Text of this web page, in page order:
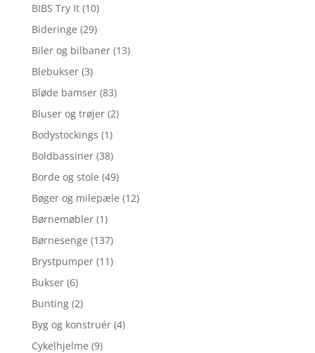
BIBS Try It (10)
Bideringe (29)
Biler og bilbaner (13)
Blebukser (3)
Bløde bamser (83)
Bluser og trøjer (2)
Bodystockings (1)
Boldbassiner (38)
Borde og stole (49)
Bøger og milepæle (12)
Børnemøbler (1)
Børnesenge (137)
Brystpumper (11)
Bukser (6)
Bunting (2)
Byg og konstruér (4)
Cykelhjelme (9)